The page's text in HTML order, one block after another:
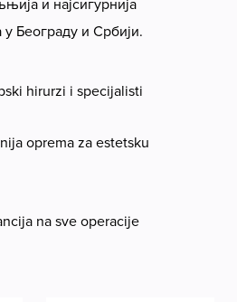
и најсигурнија
у Београду и Србији.
hirurzi i specijalisti
oprema za estetsku
na sve operacije